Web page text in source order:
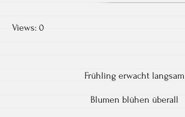
Views: 0
Frühling erwacht langsam
Blumen blühen überall